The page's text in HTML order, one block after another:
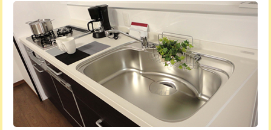
給水管工事※（バンド止め) 3,300円
給水管工事※（支持金具設置) 5,500円
給水管工事※（保温材使用（バンド止
め込み）)
5,500円
給水管工事※（土の掘削・埋め戻し作
11,000円
追加トーラー機使用/3m超え +3,300円
カメラ調査 33,000円
桝清掃 8,800円
止水・漏水調査・防水処理・清掃・修
理・調整・分解・加工など（軽作業）
11,000円
止水・漏水調査・防水処理・清掃・修
22,000円